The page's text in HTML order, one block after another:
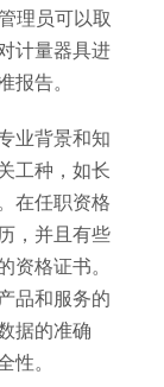
理员可以取
计量器具进
报告。
业背景和知
工种，如长
在任职资格
，并且有些
资格证书。
品和服务的
据的准确
性。